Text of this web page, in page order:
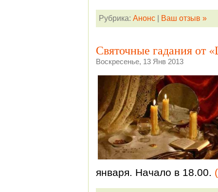
Рубрика: Анонс| Ваш отзыв »
Святочные гадания от
Воскресенье, 13 Янв 2013
января. Начало в 18.00.